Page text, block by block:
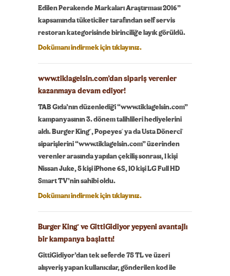
Edilen Perakende Markaları Araştırması 2016”
kapsamında tüketiciler tarafından self servis
restoran kategorisinde birinciliğe layık görüldü.
Dokümanı indirmek için tıklayınız.
www.tiklagelsin.com’dan sipariş verenler
kazanmaya devam ediyor!
TAB Gıda’nın düzenlediği “www.tiklagelsin.com”
kampanyasının 3. dönem talihlileri hediyelerini
aldı. Burger King®, Popeyes® ya da Usta Dönerci®
siparişlerini “www.tiklagelsin.com” üzerinden
verenler arasında yapılan çekiliş sonrası, 1 kişi
Nissan Juke, 5 kişi iPhone 6S, 10 kişi LG Full HD
Smart TV’nin sahibi oldu.
Dokümanı indirmek için tıklayınız.
Burger King® ve GittiGidiyor yepyeni avantajlı
bir kampanya başlattı!
GittiGidiyor’dan tek seferde 75 TL ve üzeri
alışveriş yapan kullanıcılar, gönderilen kod ile